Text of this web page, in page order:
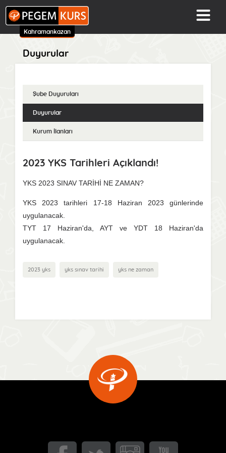
Kahramankazan
Duyurular
Şube Duyuruları
Duyurular
Kurum İlanları
2023 YKS Tarihleri Açıklandı!
YKS 2023 SINAV TARİHİ NE ZAMAN?
YKS 2023 tarihleri 17-18 Haziran 2023 günlerinde
uygulanacak.
TYT 17 Haziran'da, AYT ve YDT 18 Haziran'da
uygulanacak.
2023 yks yks sınav tarihi yks ne zaman